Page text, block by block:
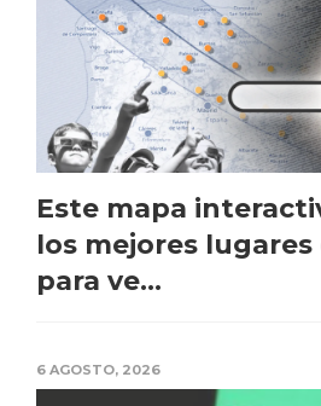
Este mapa
los mejores
para ve...
6 AGOSTO, 2026